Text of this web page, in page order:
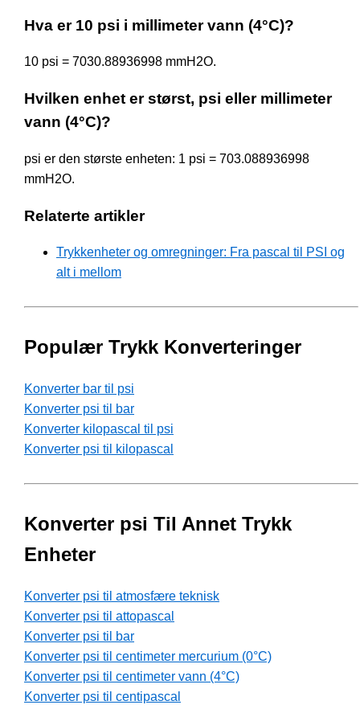
Hva er 10 psi i millimeter vann (4°C)?
10 psi = 7030.88936998 mmH2O.
Hvilken enhet er størst, psi eller millimeter
vann (4°C)?
psi er den største enheten: 1 psi = 703.088936998
mmH2O.
Relaterte artikler
Trykkenheter og omregninger: Fra pascal til PSI og
alt i mellom
Populær Trykk Konverteringer
Konverter bar til psi
Konverter psi til bar
Konverter kilopascal til psi
Konverter psi til kilopascal
Konverter psi Til Annet Trykk
Enheter
Konverter psi til atmosfære teknisk
Konverter psi til attopascal
Konverter psi til bar
Konverter psi til centimeter mercurium (0°C)
Konverter psi til centimeter vann (4°C)
Konverter psi til centipascal